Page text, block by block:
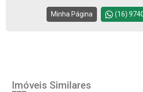
Minha Página (16)
Imóveis Similares